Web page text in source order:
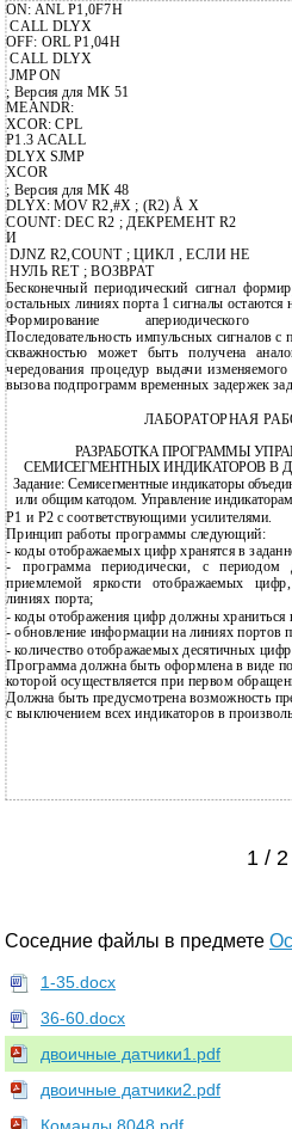
ON: ANL P1,0F7H
CALL DLYX
OFF: ORL P1,04H
CALL DLYX
JMP ON
; Версия для МК 51
MEANDR:
XCOR: CPL
P1.3 ACALL
DLYX SJMP
XCOR
; Версия для МК 48
DLYX: MOV R2,#X ; (R2) Å X
COUNT: DEC R2 ; ДЕКРЕМЕНТ R2
И
DJNZ R2,COUNT ; ЦИКЛ , ЕСЛИ НЕ
НУЛЬ RET ; ВОЗВРАТ
Бесконечный периодический сигнал
остальных линиях порта 1 сигналы остаются
Формирование апериодического
Последовательность импульсных сигналов с
скважностью может быть получена
чередования процедур выдачи
вызова подпрограмм временных задержек
ЛАБОРАТОРНАЯ
РАЗРАБОТКА ПРОГРАММЫ
СЕМИСЕГМЕНТНЫХ ИНДИКАТОРОВ В
Задание: Семисегментные индикаторы
или общим катодом. Управление
P1 и P2 с соответствующими усилителями.
Принцип работы программы следующий:
- коды отображаемых цифр хранятся в
-
программа периодически, с периодом
приемлемой яркости отображаемых
линиях порта;
- коды отображения цифр должны храниться
- обновление информации на линиях портов
- количество отображаемых десятичных цифр
Программа должна быть оформлена в виде
которой осуществляется при первом
Должна быть предусмотрена возможность
с выключением всех индикаторов в
1 / 2
Соседние файлы в предмете
1-35.docx
36-60.docx
двоичные датчики1.pdf
двоичные датчики2.pdf
Команды 8048.pdf